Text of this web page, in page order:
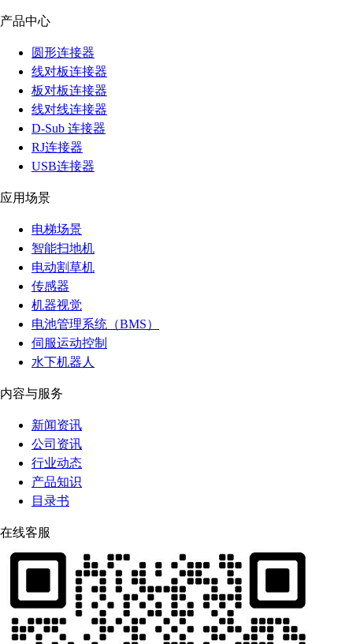
产品中心
圆形连接器
线对板连接器
板对板连接器
线对线连接器
D-Sub 连接器
RJ连接器
USB连接器
应用场景
电梯场景
智能扫地机
电动割草机
传感器
机器视觉
电池管理系统（BMS）
伺服运动控制
水下机器人
内容与服务
新闻资讯
公司资讯
行业动态
产品知识
目录书
在线客服